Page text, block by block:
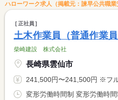
ハローワーク求人（掲載元：諫早公共職業
正社員
土木作業員（普通作業員
柴崎建設 株式会社
長崎県雲仙市
241,500円〜241,500円 ※フルタイム求人の場合は月額（換算額